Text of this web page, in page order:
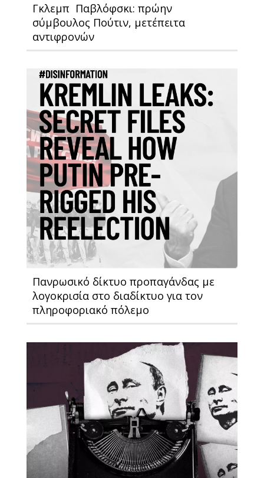
Γκλεμπ Παβλόφσκι: πρώην
σύμβουλος Πούτιν, μετέπειτα
αντιφρονών
Πανρωσικό δίκτυο προπαγάνδας με
λογοκρισία στο διαδίκτυο για τον
πληροφοριακό πόλεμο